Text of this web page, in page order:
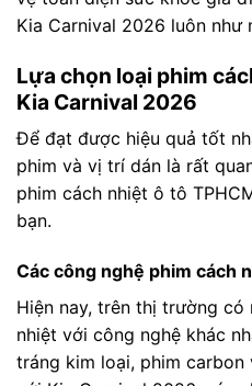
Kia Carnival 2026 luôn như
Lựa chọn loại phim
Kia Carnival 2026
Để đạt được hiệu quả tốt
phim và vị trí dán là rất
phim cách nhiệt ô tô
bạn.
Các công nghệ phim cách
Hiện nay, trên thị trường có
nhiệt với công nghệ khác
tráng kim loại, phim